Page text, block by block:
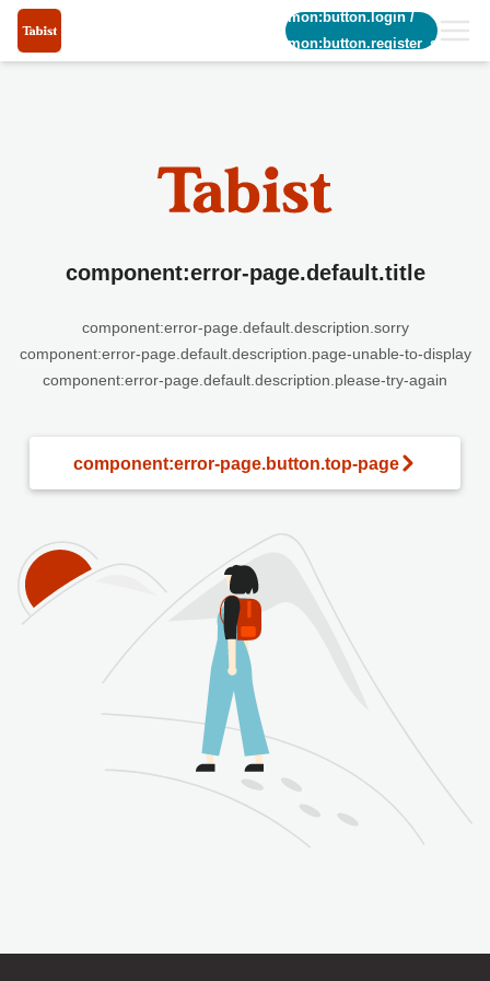
common:button.login/
common:button.register_short
component:error-page.default.title
component:error-page.default.description.sorry
component:error-page.default.description.page-unable-to-display
component:error-page.default.description.please-try-again
component:error-page.button.top-page